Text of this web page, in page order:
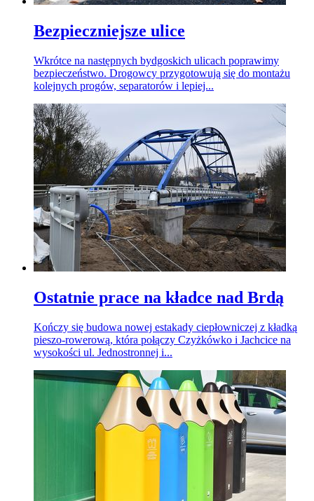
Bezpieczniejsze ulice
Wkrótce na następnych bydgoskich ulicach poprawimy
bezpieczeństwo. Drogowcy przygotowują się do montażu
kolejnych progów, separatorów i lepiej...
Ostatnie prace na kładce nad Brdą
Kończy się budowa nowej estakady ciepłowniczej z kładką
pieszo-rowerową, która połączy Czyżkówko i Jachcice na
wysokości ul. Jednostronnej i...